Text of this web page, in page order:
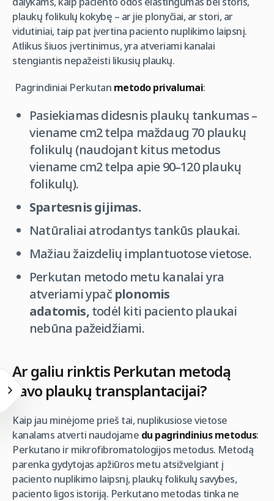
plaukų folikulų kokybę – ar jie plonyčiai, ar stori, ar
vidutiniai, taip pat įvertina paciento nuplikimo laipsnį.
Atlikus šiuos įvertinimus, yra atveriami kanalai
stengiantis nepažeisti likusių plaukų.
Pagrindiniai Perkutan metodo privalumai:
Pasiekiamas didesnis plaukų tankumas –
viename cm2 telpa maždaug 70 plaukų
folikulų (naudojant kitus metodus
viename cm2 telpa apie 90–120 plaukų
folikulų).
Spartesnis gijimas.
Natūraliai atrodantys tankūs plaukai.
Mažiau žaizdelių implantuotose vietose.
Perkutan metodo metu kanalai yra
atveriami ypačplonomis
adatomis,todėl kiti paciento plaukai
nebūna pažeidžiami.
Ar galiu rinktis Perkutan metodą
savo plaukų transplantacijai?
Kaip jau minėjome prieš tai, nuplikusiose vietose
kanalams atverti naudojame du pagrindinius metodus:
Perkutano ir mikrofibromatologijos metodus. Metodą
parenka gydytojas apžiūros metu atsižvelgiant į
paciento nuplikimo laipsnį, plaukų folikulų savybes,
paciento ligos istoriją. Perkutano metodas tinka ne